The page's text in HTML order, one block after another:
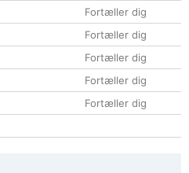
Fortæller dig
Fortæller dig
Fortæller dig
Fortæller dig
Fortæller dig